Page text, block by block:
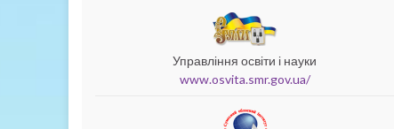
Управління освіти і науки
www.osvita.smr.gov.ua/